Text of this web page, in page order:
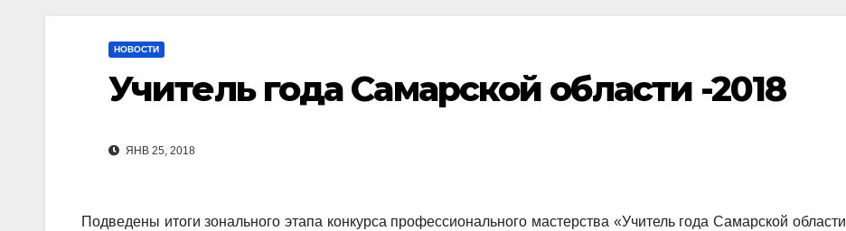
НОВОСТИ
Учитель года Самарской области -2018
ЯНВ 25, 2018
Подведены итоги зонального этапа конкурса профессионального мастерства «Учитель года Самарской области